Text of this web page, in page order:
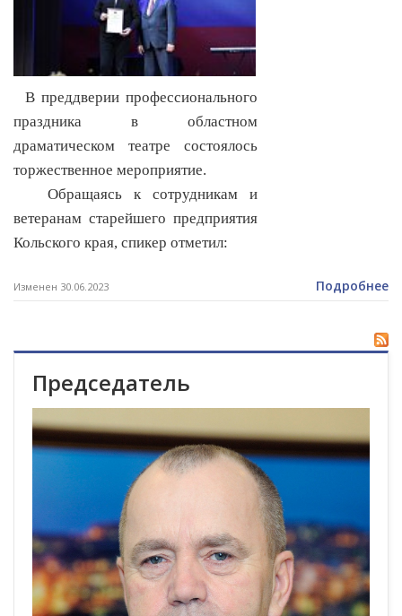
В преддверии профессионального
праздника в областном
драматическом театре состоялось
торжественное мероприятие.
Обращаясь к сотрудникам и
ветеранам старейшего предприятия
Кольского края, спикер отметил:
Изменен 30.06.2023 Подробнее
Председатель